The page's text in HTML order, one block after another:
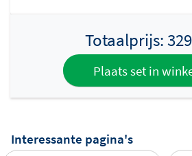
Totaalprijs:
Plaats set in
Interessante pagina's